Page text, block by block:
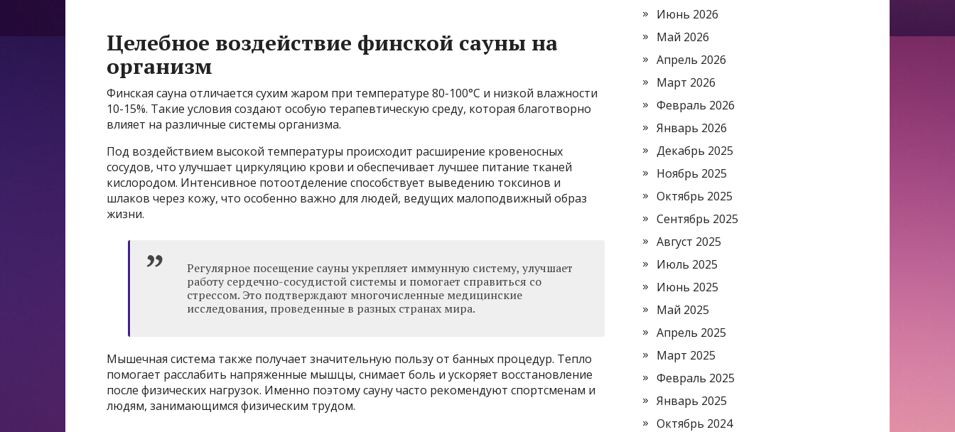
Целебное воздействие финской сауны на
организм
Финская сауна отличается сухим жаром при температуре 80-100°C и низкой влажности
10-15%. Такие условия создают особую терапевтическую среду, которая благотворно
влияет на различные системы организма.
Под воздействием высокой температуры происходит расширение кровеносных
сосудов, что улучшает циркуляцию крови и обеспечивает лучшее питание тканей
кислородом. Интенсивное потоотделение способствует выведению токсинов и
шлаков через кожу, что особенно важно для людей, ведущих малоподвижный образ
жизни.
Регулярное посещение сауны укрепляет иммунную систему, улучшает
работу сердечно-сосудистой системы и помогает справиться со
стрессом. Это подтверждают многочисленные медицинские
исследования, проведенные в разных странах мира.
Мышечная система также получает значительную пользу от банных процедур. Тепло
помогает расслабить напряженные мышцы, снимает боль и ускоряет восстановление
после физических нагрузок. Именно поэтому сауну часто рекомендуют спортсменам и
людям, занимающимся физическим трудом.
Июнь 2026
Май 2026
Апрель 2026
Март 2026
Февраль 2026
Январь 2026
Декабрь 2025
Ноябрь 2025
Октябрь 2025
Сентябрь 2025
Август 2025
Июль 2025
Июнь 2025
Май 2025
Апрель 2025
Март 2025
Февраль 2025
Январь 2025
Октябрь 2024